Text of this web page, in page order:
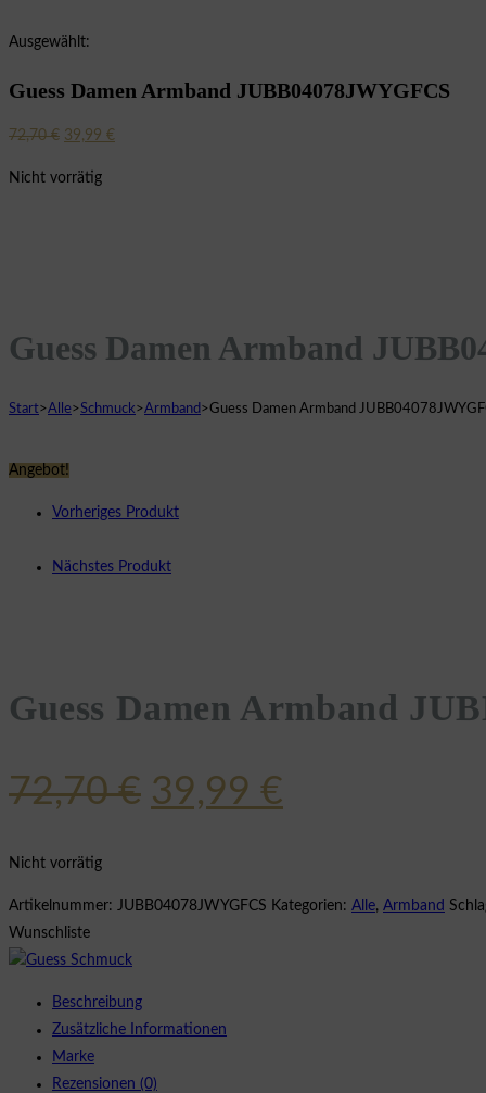
Ausgewählt:
Guess Damen Armband JUBB04078JWYGFCS
72,70€ Ursprünglicher
39,99 €Aktueller
Nicht vorrätig
Guess Damen Armband
Start>Alle>Schmuck>Armband>Guess Damen Armband
Angebot!
Vorheriges Produkt
Nächstes Produkt
Guess Damen Armband
72,70€ Ursprünglicher
72,70 €
39,99 €
39,99 €.
Nicht vorrätig
Artikelnummer: JUBB04078JWYGFCS Kategorien: Alle, Armband
Wunschliste
Beschreibung
Zusätzliche Informationen
Marke
Rezensionen (0)